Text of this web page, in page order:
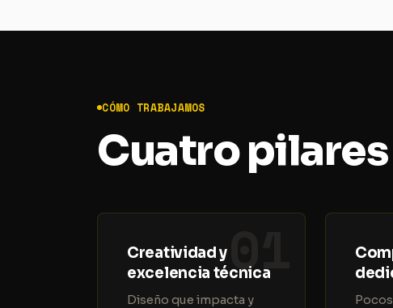
CÓMO TRABAJAMOS
Cuatro
01
Creatividad y
excelencia técnica
Diseño que impacta y